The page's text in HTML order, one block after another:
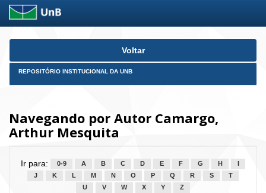
Skip
Voltar
REPOSITÓRIO INSTITUCIONAL DA UNB
Navegando por Autor Camargo,
Arthur Mesquita
Ir para: 0-9 A B C D E F G H
J
K L M N O P Q R S
T
U
V W X Y Z